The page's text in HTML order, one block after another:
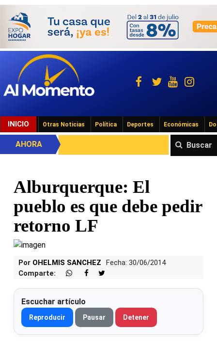
INICIO Otras Noticias Política Deportes Económicas
Buscar
AHORA
Alburquerque: El
pueblo es que debe pedir
retorno LF
Por OHELMIS SANCHEZ
Fecha: 30/06/2014
Comparte:
Escuchar artículo
Reproducir Pausar Detener